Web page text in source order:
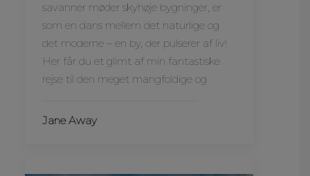
savanner møder skyhøje bygninger, er
som en dans mellem det naturlige og
det moderne – en by, der pulserer af liv!
Her får du et glimt af min fantastiske
rejse til den meget mangfoldige og
Jane Away